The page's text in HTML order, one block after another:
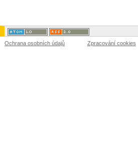
Ochrana osobních údajů Zpracování cookies